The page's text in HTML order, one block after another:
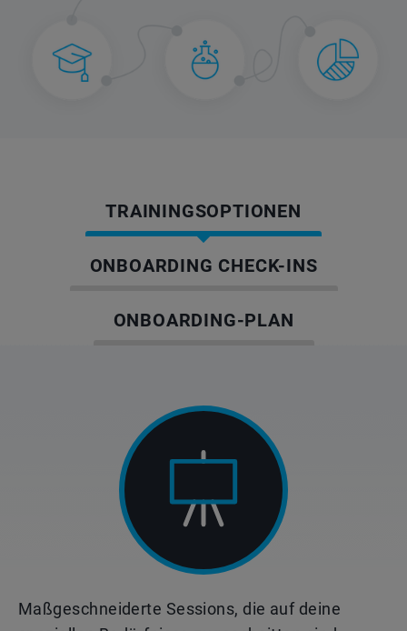
TRAININGSOPTIONEN
ONBOARDING CHECK-INS
ONBOARDING-PLAN
Maßgeschneiderte Sessions, die auf deine